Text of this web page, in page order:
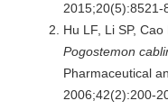
2015;20(5):8521-
Hu LF, Li SP, Cao
Pogostemon
Pharmaceutical
2006;42(2):200-